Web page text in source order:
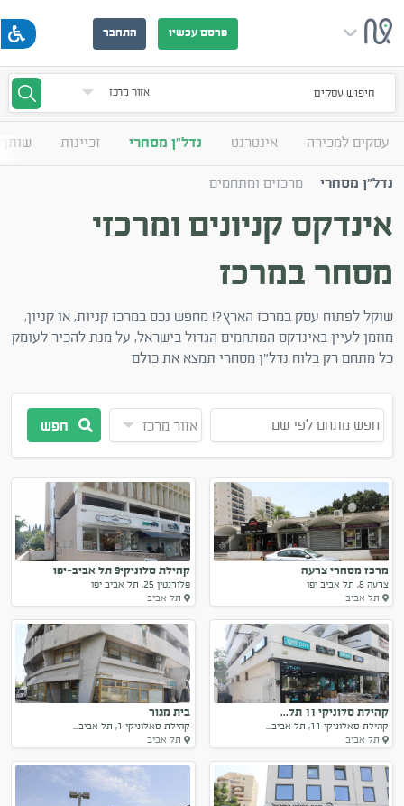
פרסם עכשיו התחבר
חיפוש עסקים
עסקים למכירה אינטרנט נדל"ן מסחרי זכיינות
נדל"ן מסחרי מרכזים ומתחמים
אינדקס קניונים ומרכזי
מסחר במרכז
שוקל לפתוח עסק במרכז הארץ?! מחפש נכס במרכז קניות, או קניון,
מוזמן לעיין באינדקס המתחמים הגדול בישראל, על מנת להכיר לעומק
כל מתחם רק בלוח נדל"ן מסחרי תמצא את כולם
חפש
מרכז מסחרי צרעה
צרעה 8, תל אביב יפו
תל אביב
קהילת סלוניקי9 תל אביב-יפו
פלורנטין 25, תל אביב יפו
תל אביב
קהילת סלוניקי 11 תל...
קהילת סאלוניקי 11, תל אביב...
תל אביב
בית מגור
קהילת סאלוניקי 1, תל אביב...
תל אביב